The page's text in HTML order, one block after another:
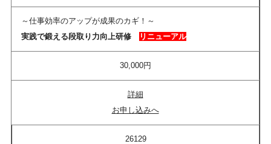
～仕事効率のアップが成果のカギ！～
実践で鍛える段取り力向上研修​
リニューアル
30,000円
詳細
お申し込みへ
26129